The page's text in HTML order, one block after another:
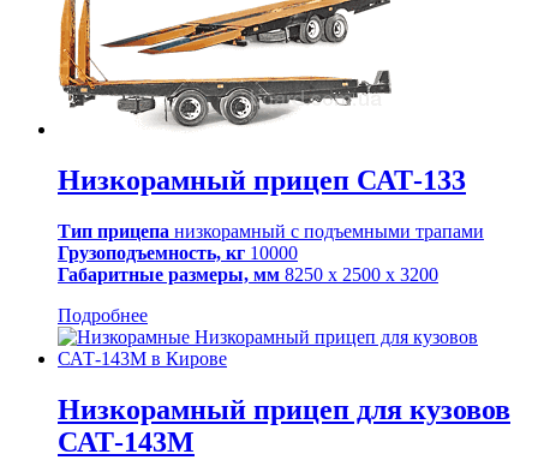
Низкорамный прицеп САТ-133
Тип прицепа низкорамный с подъемными трапами
Грузоподъемность, кг 10000
Габаритные размеры, мм 8250 х 2500 х 3200
Подробнее
Низкорамный прицеп для кузовов
САТ-143М